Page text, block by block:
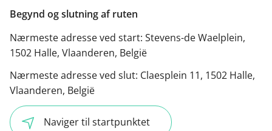
Begynd og slutning af ruten
Nærmeste adresse ved start: Stevens-de Waelplein,
1502 Halle, Vlaanderen, België
Nærmeste adresse ved slut: Claesplein 11, 1502 Halle,
Vlaanderen, België
Naviger til startpunktet